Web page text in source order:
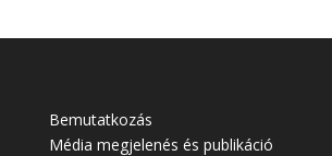
Bemutatkozás
Média megjelenés és publikáció